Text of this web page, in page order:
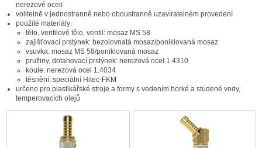
nerezové oceli
volitelně v jednostranně nebo oboustranně uzavíratelném provedení
použité materiály:
tělo, ventilové tělo, ventil: mosaz MS 58
zajišťovací prstýnek: bezolovnatá mosaz/poniklovaná mosaz
vsuvka: mosaz MS 58/poniklovaná mosaz
pružiny, dotahovací prstýnek: nerezová ocel 1.4310
koule: nerezová ocel 1.4034
těsnění: speciální Hitec-FKM
určeno pro plastikářské stroje a formy s vedením horké a studené vody,
temperovacích olejů